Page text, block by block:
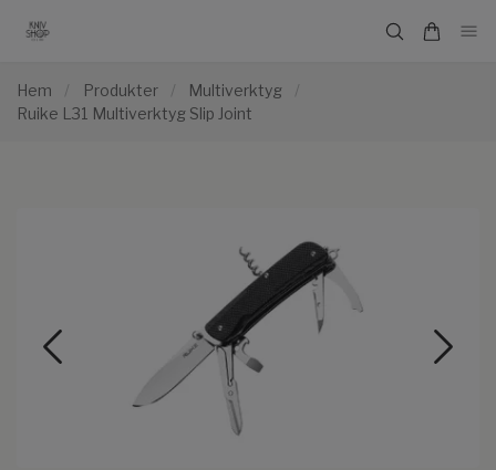
Hem / Produkter / Multiverktyg
/
Ruike L31 Multiverktyg Slip Joint